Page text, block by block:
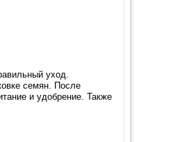
уход.
семян. После
и удобрение. Также